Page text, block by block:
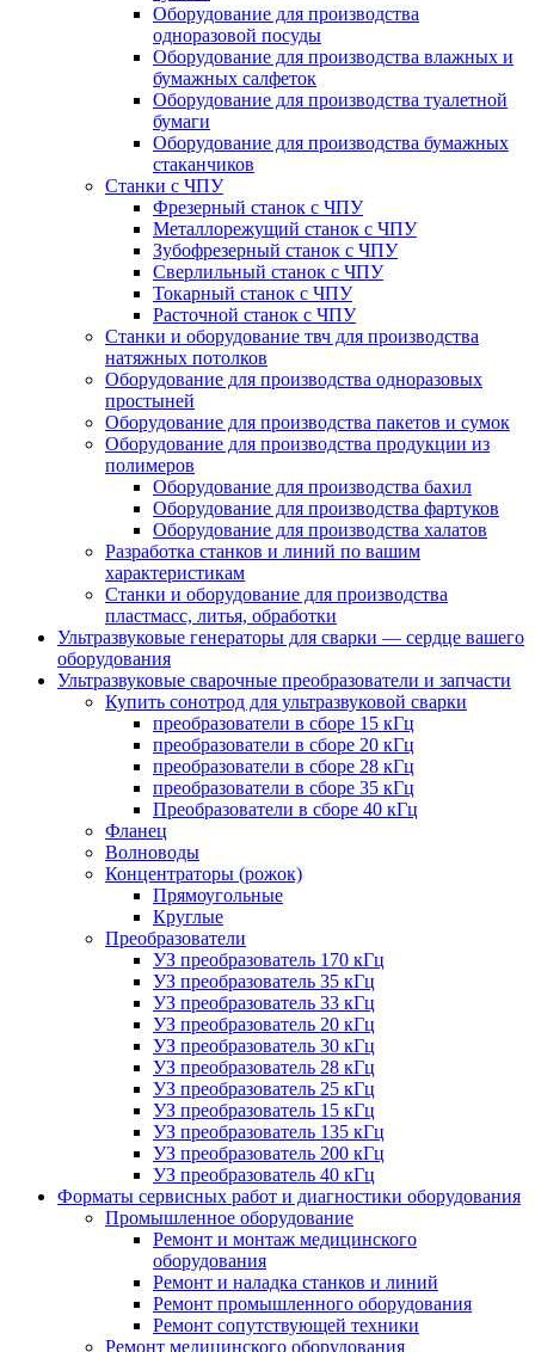
Оборудование для производства
одноразовой посуды
Оборудование для производства влажных и
бумажных салфеток
Оборудование для производства туалетной
бумаги
Оборудование для производства бумажных
стаканчиков
Станки с ЧПУ
Фрезерный станок с ЧПУ
Металлорежущий станок с ЧПУ
Зубофрезерный станок с ЧПУ
Сверлильный станок с ЧПУ
Токарный станок с ЧПУ
Расточной станок с ЧПУ
Cтанки и оборудование твч для производства
натяжных потолков
Oборудование для производства одноразовых
простыней
Оборудование для производства пакетов и сумок
Оборудование для производства продукции из
полимеров
Оборудование для производства бахил
Оборудование для производства фартуков
Оборудование для производства халатов
Разработка станков и линий по вашим
характеристикам
Станки и оборудование для производства
пластмасс, литья, обработки
Ультразвуковые генераторы для сварки — сердце вашего
оборудования
Ультразвуковые сварочные преобразователи и запчасти
Купить сонотрод для ультразвуковой сварки
преобразователи в сборе 15 кГц
преобразователи в сборе 20 кГц
преобразователи в сборе 28 кГц
преобразователи в сборе 35 кГц
Преобразователи в сборе 40 кГц
Фланец
Волноводы
Концентраторы (рожок)
Прямоугольные
Круглые
Преобразователи
УЗ преобразователь 170 кГц
УЗ преобразователь 35 кГц
УЗ преобразователь 33 кГц
УЗ преобразователь 20 кГц
УЗ преобразователь 30 кГц
УЗ преобразователь 28 кГц
УЗ преобразователь 25 кГц
УЗ преобразователь 15 кГц
УЗ преобразователь 135 кГц
УЗ преобразователь 200 кГц
УЗ преобразователь 40 кГц
Форматы сервисных работ и диагностики оборудования
Промышленное оборудование
Ремонт и монтаж медицинского
оборудования
Ремонт и наладка станков и линий
Ремонт промышленного оборудования
Ремонт сопутствующей техники
Ремонт медицинского оборудования